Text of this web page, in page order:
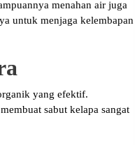
menahan air juga
untuk menjaga kelembapan
yang efektif.
sabut kelapa sangat